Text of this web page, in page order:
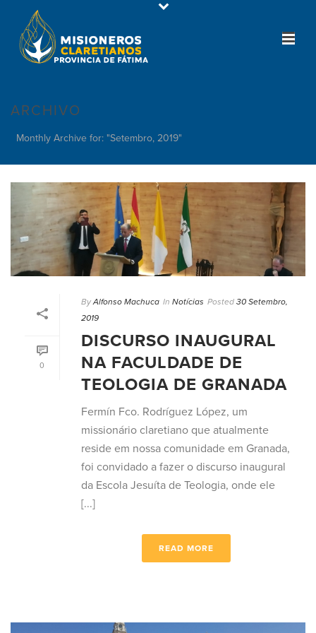
ARCHIVO
Monthly Archive for: "Setembro, 2019"
0
By Alfonso Machuca In Notícias Posted 30 Setembro,
2019
DISCURSO INAUGURAL
NA FACULDADE DE
TEOLOGIA DE GRANADA
Fermín Fco. Rodríguez López, um
missionário claretiano que atualmente
reside em nossa comunidade em Granada,
foi convidado a fazer o discurso inaugural
da Escola Jesuíta de Teologia, onde ele
[...]
READ MORE